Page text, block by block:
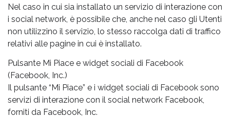
Nel caso in cui sia installato un servizio di interazione con
i social network, è possibile che, anche nel caso gli Utenti
non utilizzino il servizio, lo stesso raccolga dati di traffico
relativi alle pagine in cui è installato.
Pulsante Mi Piace e widget sociali di Facebook
(Facebook, Inc.)
Il pulsante “Mi Piace” e i widget sociali di Facebook sono
servizi di interazione con il social network Facebook,
forniti da Facebook, Inc.